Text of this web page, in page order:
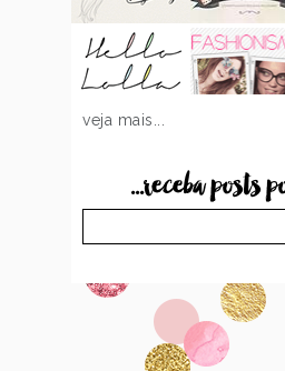
veja mais...
...receba posts